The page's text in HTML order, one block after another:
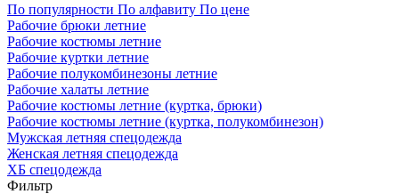
По популярности По алфавиту По цене
Рабочие брюки летние
Рабочие костюмы летние
Рабочие куртки летние
Рабочие полукомбинезоны летние
Рабочие халаты летние
Рабочие костюмы летние (куртка, брюки)
Рабочие костюмы летние (куртка, полукомбинезон)
Мужская летняя спецодежда
Женская летняя спецодежда
ХБ спецодежда
Фильтр